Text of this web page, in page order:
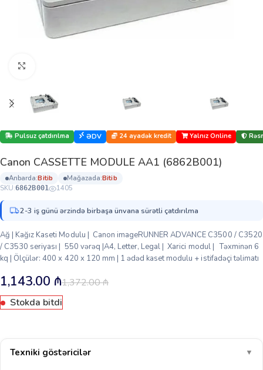
Pulsuz çatdırılma ƏDV 24 ayadək kredit Yalnız Online
Canon CASSETTE MODULE AA1 (6862B001)
anbarda: bi̇ti̇b mağazada: bi̇ti̇b
SKU:6862B001 1405
2-3 iş günü ərzində birbaşa ünvana sürətli çatdırılma
Ağ | Kağız Kaseti Modulu | Canon imageRUNNER ADVANCE C3500 / C3520
/ C3530 seriyası | 550 vərəq |A4, Letter, Legal | Xarici modul | Təxminən 6
kq | Ölçülər: 400 x 420 x 120 mm | 1 ədəd kaset modulu + istifadəçi təlimatı
1,372.00₼
1,143.00 ₼
Stokda bitdi
Texniki göstəricilər ▼